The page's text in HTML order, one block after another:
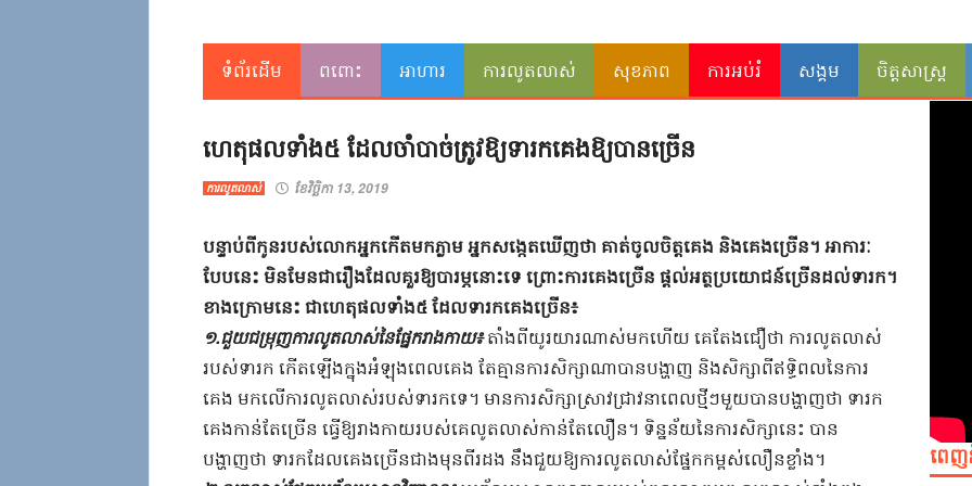
ទំព័រដើម ពពោះ អាហារ ការលូតលាស់ សុខភាព ការអប់រំ សង្គម ចិត្តសាស្ត្រ
ហេតុផល​ទាំង៥​ ​ដែល​ចាំបាច់​ត្រូវ​ឱ្យ​ទារក​គេង​ឱ្យ​បាន​ច្រើន​
ការលូតលាស់ ខែវិច្ឆិកា 13, 2019
​បន្ទាប់ពី​កូន​របស់​លោកអ្នក​កើតមក​ភ្លាម​ ​អ្នក​សង្កេតឃើញ​ថា​ ​គាត់​ចូលចិត្ត​គេង​ ​និង​គេង​ច្រើន​។​ ​អាការៈ​
បែបនេះ​ ​មិនមែន​ជា​រឿង​ដែល​គួរ​ឱ្យ​បារម្ភ​នោះ​ទេ​ ​ព្រោះ​ការ​គេង​ច្រើន​ ​ផ្តល់​អត្ថ​ប្រយោជន៍​ច្រើន​ដល់​ទារក​។​
​ខាងក្រោម​នេះ​ ​ជាហេតុ​ផល​ទាំង៥​ ​ដែល​ទារក​គេង​ច្រើន​៖​ ​
១​.​ជួយ​ជ​ម្រុ​ញកា​រលូត​លាស់​នៃ​ផ្នែក​រាងកាយ​៖​ ​តាំងពី​យូរយារណាស់មកហើយ​ ​គេ​តែង​ជឿ​ថា​ ​ការលូតលាស់​
របស់​ទារក​ ​កើតឡើង​ក្នុងអំឡុងពេល​គេង​ ​តែ​គ្មាន​ការសិក្សា​ណា​បាន​បង្ហាញ​ ​និង​សិក្សា​ពី​ឥទ្ធិពល​នៃ​ការ​
គេង​ ​មក​លើ​ការលូតលាស់​របស់​ទារក​ទេ​។​ ​មានការ​សិក្សា​ស្រាវជ្រាវ​នា​ពេល​ថ្មី​ៗ​មួយ​បាន​បង្ហាញថា​ ​ទារក​
គេង​កាន់តែ​ច្រើន​ ​ធ្វើ​ឱ្យ​រាងកាយ​របស់​គេ​លូតលាស់​កាន់តែ​លឿន​។​ ​ទិន្នន័យ​នៃ​ការសិក្សា​នេះ​ ​បាន​
បង្ហាញថា​ ​ទារក​ដែល​គេង​ច្រើនជាង​មុន​ពីរ​ដង​ ​នឹង​ជួយ​ឱ្យ​ការលូតលាស់​ផ្នែក​កម្ពស់​លឿន​ខ្លាំង​។​ ​
ពេ